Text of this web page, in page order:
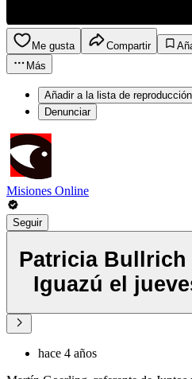
Me gusta Compartir
Más
Añadir a la lista de reproducción
Denunciar
Misiones Online
Seguir
Patricia Bullrich
Iguazú el
hace 4 años